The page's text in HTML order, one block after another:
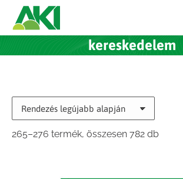
kereskedelem
265–276 termék, összesen 782 dbSorted